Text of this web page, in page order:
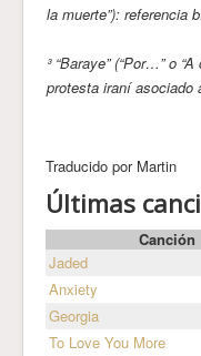
la muerte”): referencia
³ “Baraye” (“Por…” o
protesta iraní asociado
Traducido por Martin
Últimas
Canción
Jaded
Anxiety
Georgia
To Love You More